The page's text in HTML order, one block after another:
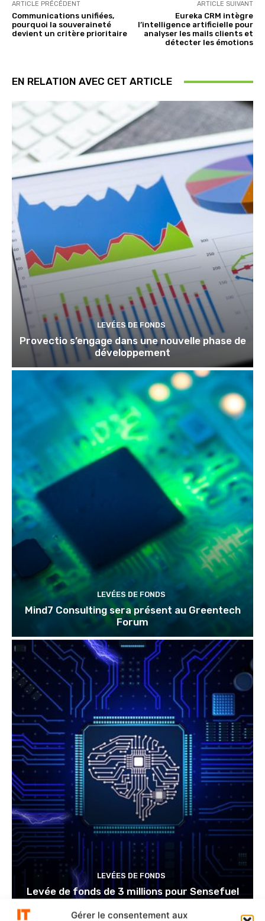
Gérer le consentement aux
ARTICLE PRÉCÉDENT
Communications unifiées,
pourquoi la souveraineté
devient un critère prioritaire
ARTICLE SUIVANT
Eureka CRM intègre
l’intelligence artificielle pour
analyser les mails clients et
détecter les émotions
EN RELATION AVEC CET ARTICLE
LEVÉES DE FONDS
Provectio s’engage dans une nouvelle phase de
développement
LEVÉES DE FONDS
Mind7 Consulting sera présent au Greentech
Forum
LEVÉES DE FONDS
Levée de fonds de 3 millions pour Sensefuel